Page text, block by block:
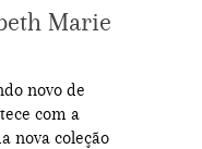
Marie
novo de
com a
nova coleção